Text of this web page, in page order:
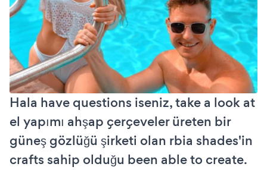
Hala have questions iseniz, take a look at
el yapımı ahşap çerçeveler üreten bir
güneş gözlüğü şirketi olan rbia shades'in
crafts sahip olduğu been able to create.